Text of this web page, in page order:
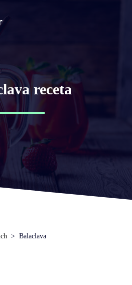
receta
Balaclava